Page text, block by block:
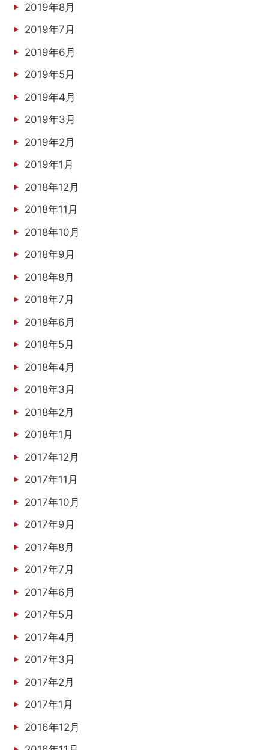
2019年8月
2019年7月
2019年6月
2019年5月
2019年4月
2019年3月
2019年2月
2019年1月
2018年12月
2018年11月
2018年10月
2018年9月
2018年8月
2018年7月
2018年6月
2018年5月
2018年4月
2018年3月
2018年2月
2018年1月
2017年12月
2017年11月
2017年10月
2017年9月
2017年8月
2017年7月
2017年6月
2017年5月
2017年4月
2017年3月
2017年2月
2017年1月
2016年12月